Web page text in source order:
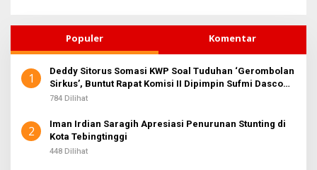
Populer Komentar
1
Deddy Sitorus Somasi KWP Soal Tuduhan ‘Gerombolan
Sirkus’, Buntut Rapat Komisi II Dipimpin Sufmi Dasco
Ahmad
784 Dilihat
2
Iman Irdian Saragih Apresiasi Penurunan Stunting di
Kota Tebingtinggi
448 Dilihat